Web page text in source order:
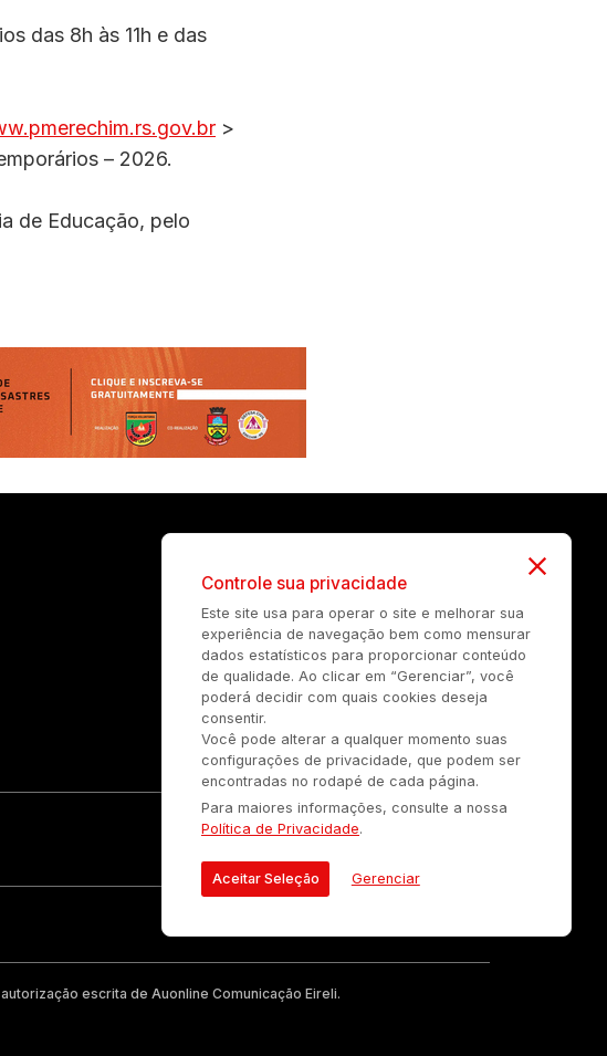
das 8h às 11h e das
>
– 2026.
de Educação, pelo
escrita de Auonline Comunicação Eireli.
Controle sua privacidade
Este site usa para operar o site e melhorar sua
experiência de navegação bem como mensurar
dados estatísticos para proporcionar conteúdo
de qualidade. Ao clicar em “Gerenciar”, você
poderá decidir com quais cookies deseja
consentir.
Você pode alterar a qualquer momento suas
configurações de privacidade, que podem ser
encontradas no rodapé de cada página.
Para maiores informações, consulte a nossa
Política de Privacidade.
Aceitar Seleção Gerenciar